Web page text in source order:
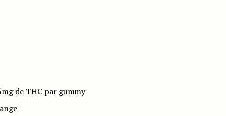
de THC par gummy